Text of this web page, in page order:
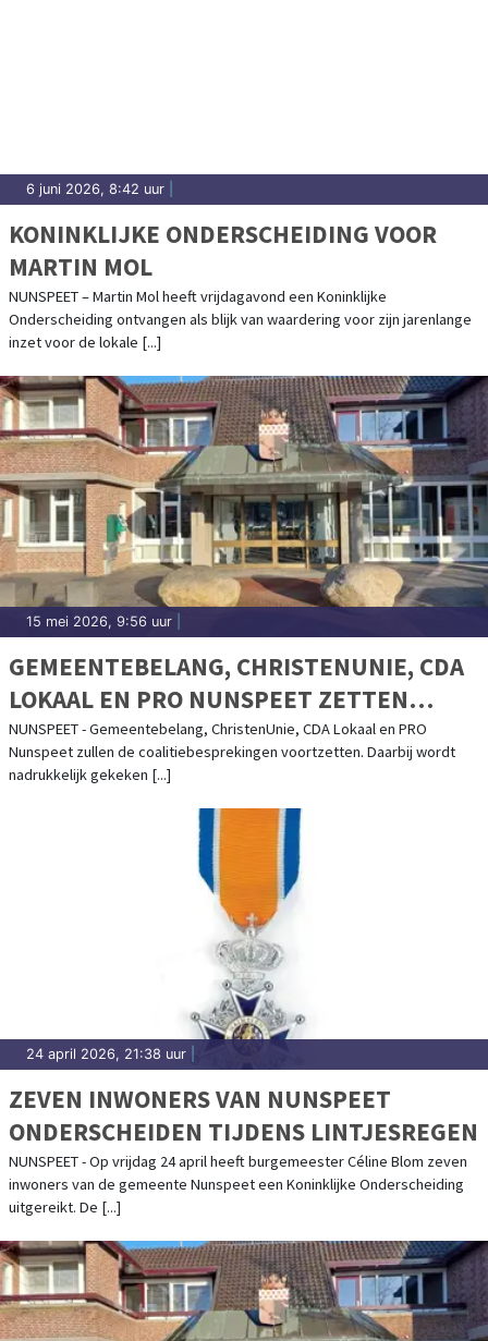
6 juni 2026, 8:42 uur
KONINKLIJKE ONDERSCHEIDING VOOR
MARTIN MOL
NUNSPEET – Martin Mol heeft vrijdagavond een Koninklijke
Onderscheiding ontvangen als blijk van waardering voor zijn jarenlange
inzet voor de lokale [...]
15 mei 2026, 9:56 uur
GEMEENTEBELANG, CHRISTENUNIE, CDA
LOKAAL EN PRO NUNSPEET ZETTEN
COALITIEBESPREKINGEN VOORT
NUNSPEET - Gemeentebelang, ChristenUnie, CDA Lokaal en PRO
Nunspeet zullen de coalitiebesprekingen voortzetten. Daarbij wordt
nadrukkelijk gekeken [...]
24 april 2026, 21:38 uur
ZEVEN INWONERS VAN NUNSPEET
ONDERSCHEIDEN TIJDENS LINTJESREGEN
NUNSPEET - Op vrijdag 24 april heeft burgemeester Céline Blom zeven
inwoners van de gemeente Nunspeet een Koninklijke Onderscheiding
uitgereikt. De [...]